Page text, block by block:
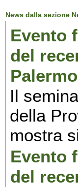
News dalla sezione
Evento
del
Palermo
Il
della
mostra
Evento
del